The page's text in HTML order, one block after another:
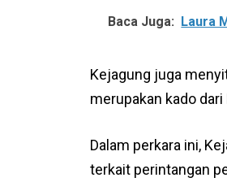
Baca Juga: Laura
Kejagung juga
merupakan kado
Dalam perkara ini,
terkait perintangan